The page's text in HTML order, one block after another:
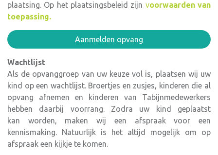
plaatsing. Op het plaatsingsbeleid zijn voorwaarden van
toepassing.
Aanmelden opvang
Wachtlijst
Als de opvanggroep van uw keuze vol is, plaatsen wij uw
kind op een wachtlijst. Broertjes en zusjes, kinderen die al
opvang afnemen en kinderen van Tabijnmedewerkers
hebben daarbij voorrang. Zodra uw kind geplaatst
kan worden, maken wij een afspraak voor een
kennismaking. Natuurlijk is het altijd mogelijk om op
afspraak een kijkje te komen.